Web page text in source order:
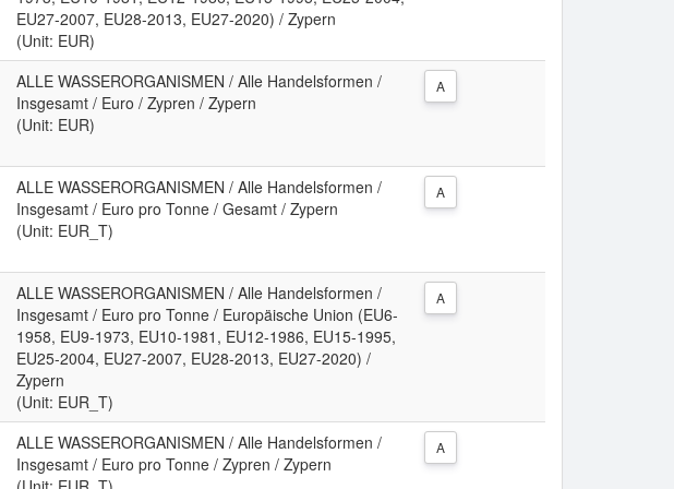
EU27-2007, EU28-2013, EU27-2020) / Zypern
(Unit: EUR)
ALLE WASSERORGANISMEN / Alle Handelsformen /
Insgesamt / Euro / Zypren / Zypern
(Unit: EUR)
A
ALLE WASSERORGANISMEN / Alle Handelsformen /
Insgesamt / Euro pro Tonne / Gesamt / Zypern
(Unit: EUR_T)
A
ALLE WASSERORGANISMEN / Alle Handelsformen /
Insgesamt / Euro pro Tonne / Europäische Union (EU6-
1958, EU9-1973, EU10-1981, EU12-1986, EU15-1995,
EU25-2004, EU27-2007, EU28-2013, EU27-2020) /
Zypern
(Unit: EUR_T)
A
ALLE WASSERORGANISMEN / Alle Handelsformen /
Insgesamt / Euro pro Tonne / Zypren / Zypern
A